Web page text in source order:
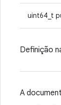
uint64_t
Definição
A